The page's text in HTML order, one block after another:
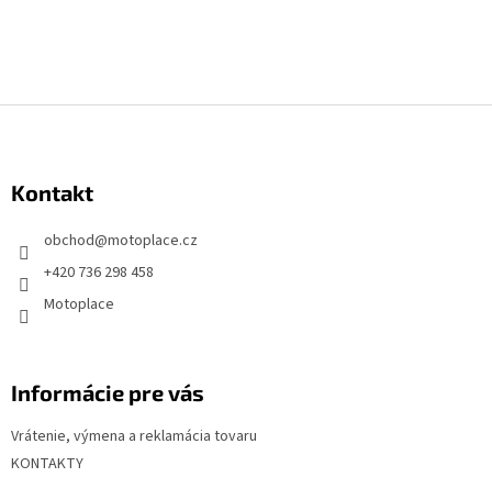
äKontakt
obchod@motoplace.cz
+420 736 298 458
Motoplace
Informácie pre vás
Vrátenie, výmena a reklamácia tovaru
KONTAKTY